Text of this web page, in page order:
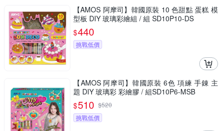
【AMOS 阿摩司】韓國原裝 10 色甜點 蛋糕 模
型板 DIY 玻璃彩繪組 / 組 SD10P10-DS
$440
挑戰低價
【AMOS 阿摩司】韓國原裝 6色 項練 手錬 主
題 DIY 玻璃彩 彩繪膠 / 組SD10P6-MSB
$510 $520
挑戰低價